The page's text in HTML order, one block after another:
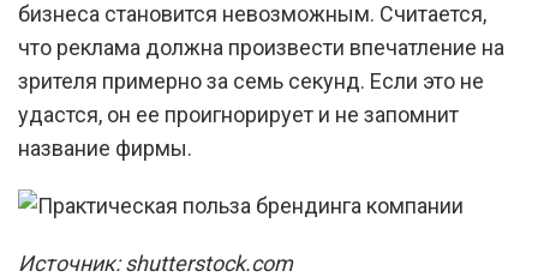
бизнеса становится невозможным. Считается,
что реклама должна произвести впечатление на
зрителя примерно за семь секунд. Если это не
удастся, он ее проигнорирует и не запомнит
название фирмы.
Источник: shutterstock.com